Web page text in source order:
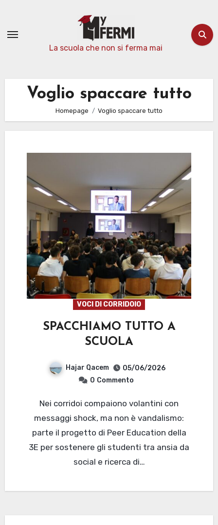
contenuto
La scuola che non si ferma mai
Voglio spaccare tutto
Homepage Voglio spaccare tutto
VOCI DI CORRIDOIO
SPACCHIAMO TUTTO A
SCUOLA
Hajar Qacem
05/06/2026
0 Commento
Nei corridoi compaiono volantini con
messaggi shock, ma non è vandalismo:
parte il progetto di Peer Education della
3E per sostenere gli studenti tra ansia da
social e ricerca di…